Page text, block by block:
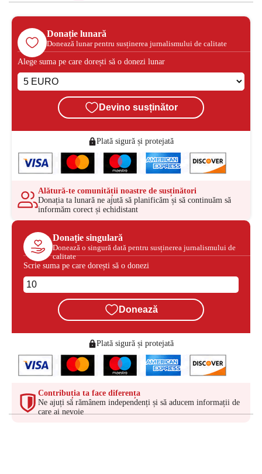
Donație lunară
Donează lunar pentru susținerea jurnalismului de calitate
Alege suma pe care dorești să o donezi lunar
Devino susținător
Plată sigură și protejată
Alătură-te comunității noastre de susținători
Donația ta lunară ne ajută să planificăm și să continuăm să
informăm corect și echidistant
Donație singulară
Donează o singură dată pentru susținerea jurnalismului de
calitate
Scrie suma pe care dorești să o donezi
Donează
Plată sigură și protejată
Contribuția ta face diferența
Ne ajuți să rămânem independenți și să aducem informații de
care ai nevoie